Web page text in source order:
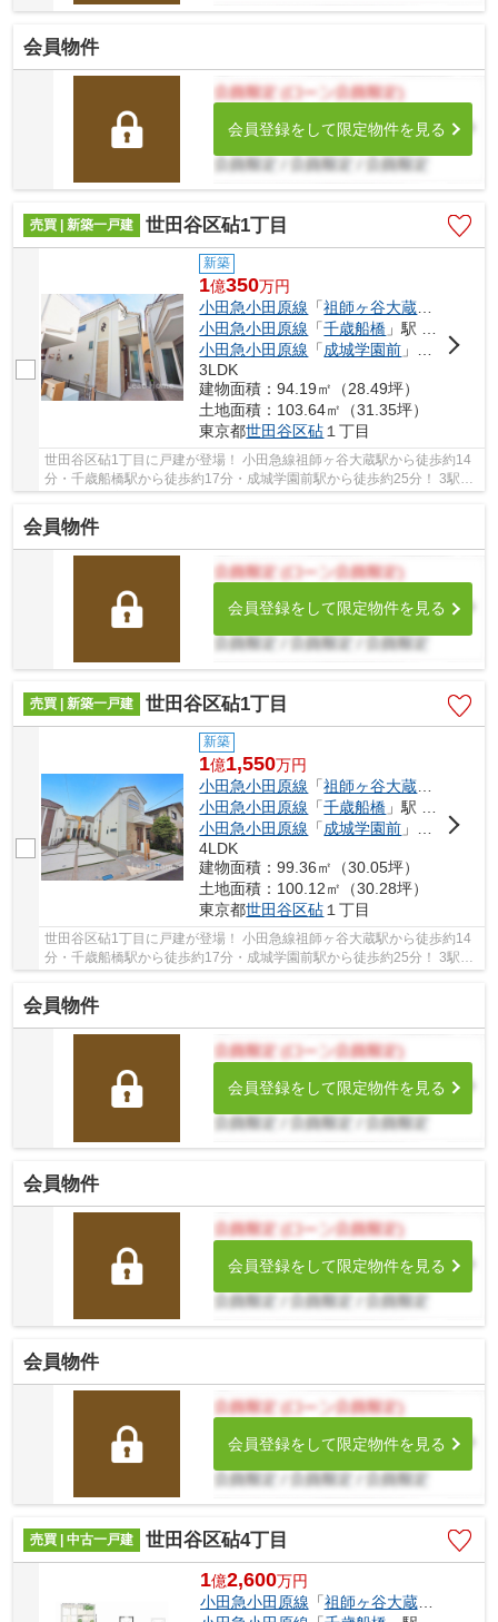
会員物件
会員登録をして限定物件を見る
売買 | 新築一戸建 世田谷区砧1丁目
新築
1億350万円
小田急小田原線 「祖師ヶ谷大蔵
小田急小田原線 「千歳船橋 」駅 徒歩17分
小田急小田原線 「成城学園前 」駅 徒歩25分
3LDK
建物面積：94.19㎡（28.49坪）
土地面積：103.64㎡（31.35坪）
東京都世田谷区砧 １丁目
世田谷区砧1丁目に戸建が登場！ 小田急線祖師ヶ谷大蔵駅から徒歩約14
分・千歳船橋駅から徒歩約17分・成城学園前駅から徒歩約25分！ 3駅利
用可能な大変便利な立地に位置した物件です。 ...
会員物件
会員登録をして限定物件を見る
売買 | 新築一戸建 世田谷区砧1丁目
新築
1億1,550万円
小田急小田原線 「祖師ヶ谷大蔵」駅 徒歩
小田急小田原線 「千歳船橋 」駅 徒歩17分
小田急小田原線 「成城学園前 」駅 徒歩25分
4LDK
建物面積：99.36㎡（30.05坪）
土地面積：100.12㎡（30.28坪）
東京都世田谷区砧１丁目
世田谷区砧1丁目に戸建が登場！ 小田急線祖師ヶ谷大蔵駅から徒歩約14
分・千歳船橋駅から徒歩約17分・成城学園前駅から徒歩約25分！ 3駅利
会員物件
会員登録をして限定物件を見る
会員物件
会員登録をして限定物件を見る
会員物件
会員登録をして限定物件を見る
売買 | 中古一戸建 世田谷区砧4丁目
1億2,600万円
小田急小田原線 「祖師ヶ谷大蔵」駅 徒歩8